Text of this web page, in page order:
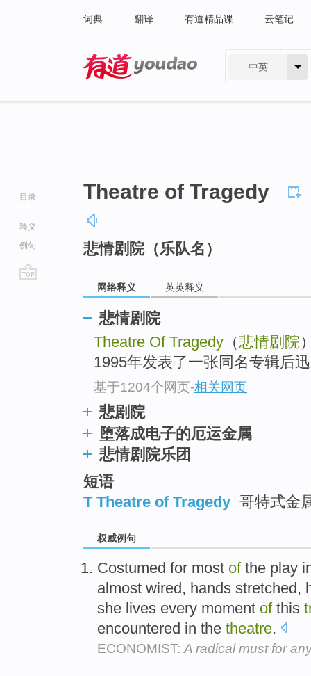
词典 翻译 有道精品课 云笔记
中英
目录
释义
例句
Theatre of Tragedy
悲情剧院（乐队名）
网络释义 英英释义
悲情剧院
Theatre Of Tragedy （悲情剧院
1995年发表了一张同名专辑后
基于1204个网页-相关网页
悲剧院
堕落成电子的厄运金属
悲情剧院乐团
短语
T Theatre of Tragedy 哥特式金
权威例句
Costumed for most ofthe play
almost wired, hands stretched,
she lives every moment ofthis
encountered in the theatre.
ECONOMIST: A radical must for